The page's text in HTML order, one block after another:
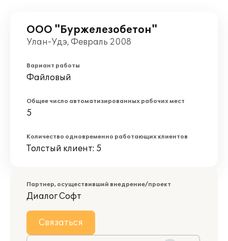
ООО "Буржелезобетон"
Улан-Удэ, Февраль 2008
Вариант работы
Файловый
Общее число автоматизированных рабочих мест
5
Количество одновременно работающих клиентов
Толстый клиент: 5
Партнер, осуществивший внедрение/проект
Диалог Софт
Связаться